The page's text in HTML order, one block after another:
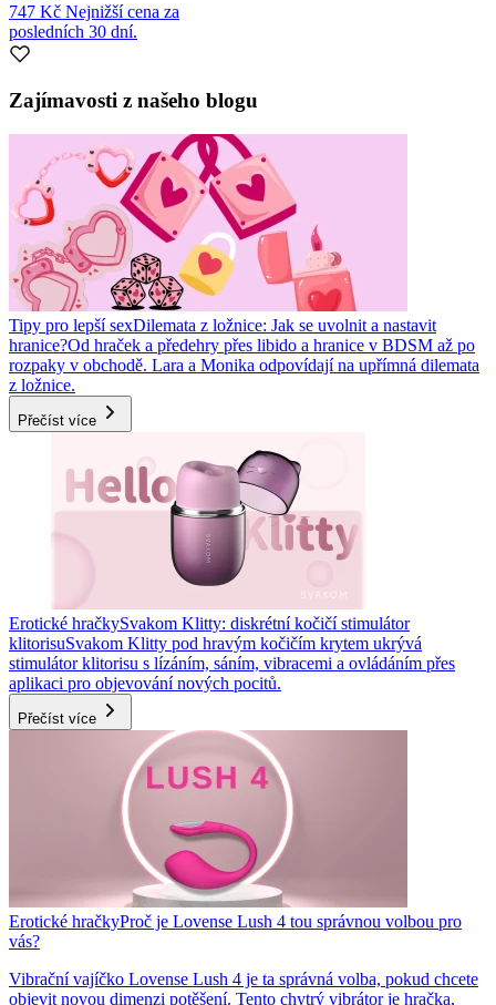
747 Kč Nejnižší cena za
posledních 30 dní.
Zajímavosti z našeho blogu
Tipy pro lepší sexDilemata z ložnice: Jak se uvolnit a nastavit
hranice?Od hraček a předehry přes libido a hranice v BDSM až po
rozpaky v obchodě. Lara a Monika odpovídají na upřímná dilemata
z ložnice.
Přečíst více
Erotické hračkySvakom Klitty: diskrétní kočičí stimulátor
klitorisuSvakom Klitty pod hravým kočičím krytem ukrývá
stimulátor klitorisu s lízáním, sáním, vibracemi a ovládáním přes
aplikaci pro objevování nových pocitů.
Přečíst více
Erotické hračkyProč je Lovense Lush 4 tou správnou volbou pro
vás?
Vibrační vajíčko Lovense Lush 4 je ta správná volba, pokud chcete
objevit novou dimenzi potěšení. Tento chytrý vibrátor je hračka,